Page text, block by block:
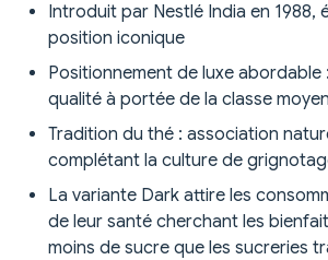
Introduit par Nestlé India en 1988,
position iconique
Positionnement de luxe
qualité à portée de la classe
Tradition du thé : association
complétant la culture de
La variante Dark attire les
de leur santé cherchant les
moins de sucre que les sucreries